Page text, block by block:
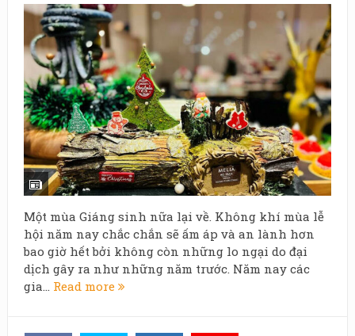
Một mùa Giáng sinh nữa lại về. Không khí mùa lễ
hội năm nay chắc chắn sẽ ấm áp và an lành hơn
bao giờ hết bởi không còn những lo ngại do đại
dịch gây ra như những năm trước. Năm nay các
gia... Read more